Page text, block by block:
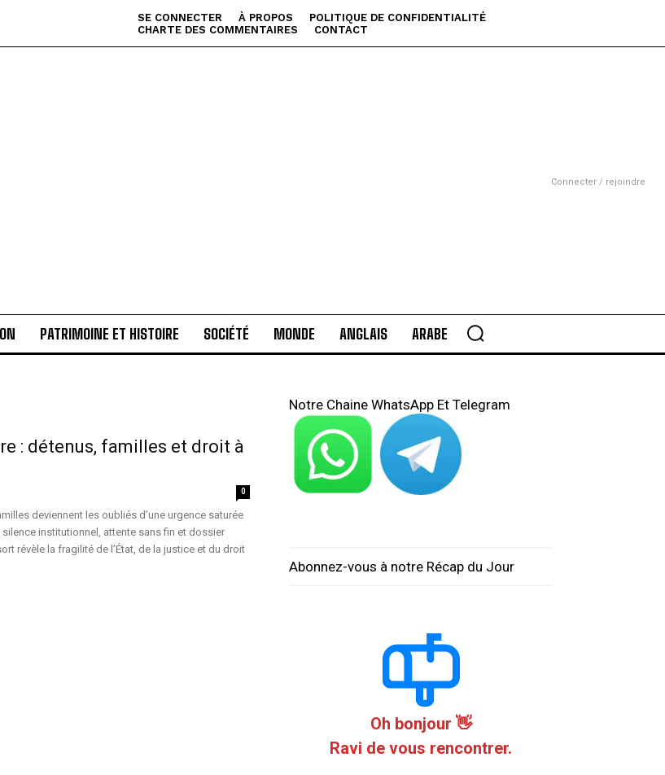
SE CONNECTER À PROPOS
POLITIQUE DE CONFIDENTIALITÉ
CHARTE DES COMMENTAIRES
CONTACT
Connecter / rejoindre
PATRIMOINE ET HISTOIRE SOCIÉTÉ MONDE ANGLAIS ARABE
: détenus, familles et droit à
0
deviennent les oubliés d’une urgence saturée
institutionnel, attente sans fin et dossier
révèle la fragilité de l’État, de la justice et du droit
Notre Chaine WhatsApp Et Telegram
Abonnez-vous à notre Récap du Jour
Oh bonjour 👋
Ravi de vous rencontrer.